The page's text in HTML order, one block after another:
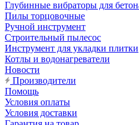
Глубинные вибраторы для
Пилы торцовочные
Ручной инструмент
Строительный пылесос
Инструмент для укладки плитки
Котлы и водонагреватели
Новости
Производители
Помощь
Условия оплаты
Условия доставки